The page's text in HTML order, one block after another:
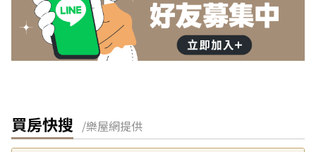
買房快搜 /樂屋網提供